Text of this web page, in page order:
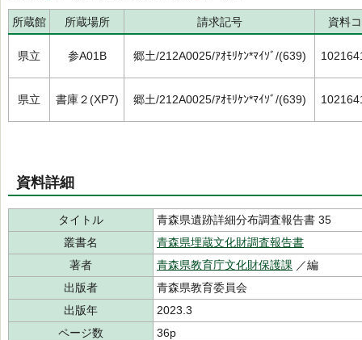
所蔵館 所蔵場所 請求記号 資料
県立 参A01B 郷土/212A0025/ｱｵﾓﾘｹﾝ*ﾏｲｿﾞ/(639)
県立 書庫２(XP7) 郷土/212A0025/ｱｵﾓﾘｹﾝ*ﾏｲｿﾞ/(639)
資料詳細
タイトル
青森県遺跡詳細分布調査報告書 35
叢書名
青森県埋蔵文化財調査報告書
著者
青森県教育庁文化財保護課 ／編
出版者
青森県教育委員会
出版年
2023.3
ページ数
36p